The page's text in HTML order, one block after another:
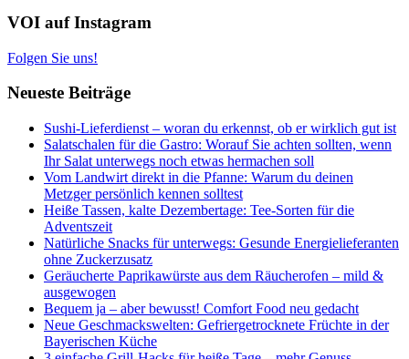
VOI auf Instagram
Folgen Sie uns!
Neueste Beiträge
Sushi-Lieferdienst – woran du erkennst, ob er wirklich gut ist
Salatschalen für die Gastro: Worauf Sie achten sollten, wenn
Ihr Salat unterwegs noch etwas hermachen soll
Vom Landwirt direkt in die Pfanne: Warum du deinen
Metzger persönlich kennen solltest
Heiße Tassen, kalte Dezembertage: Tee-Sorten für die
Adventszeit
Natürliche Snacks für unterwegs: Gesunde Energielieferanten
ohne Zuckerzusatz
Geräucherte Paprikawürste aus dem Räucherofen – mild &
ausgewogen
Bequem ja – aber bewusst! Comfort Food neu gedacht
Neue Geschmackswelten: Gefriergetrocknete Früchte in der
Bayerischen Küche